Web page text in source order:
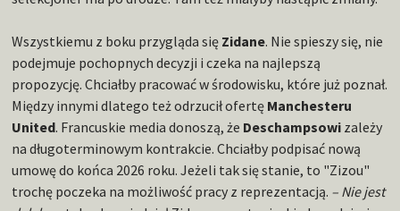
Wszystkiemu z boku przygląda się Zidane. Nie spieszy się, nie
podejmuje pochopnych decyzji i czeka na najlepszą
propozycję. Chciałby pracować w środowisku, które już poznał.
Między innymi dlatego też odrzucił ofertę Manchesteru
United. Francuskie media donoszą, że Deschampsowi zależy
na długoterminowym kontrakcie. Chciałby podpisać nową
umowę do końca 2026 roku. Jeżeli tak się stanie, to "Zizou"
trochę poczeka na możliwość pracy z reprezentacją. – Nie jest